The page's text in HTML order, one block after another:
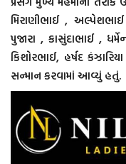
મિરાણીભાઈ ,
પુજારા , કાસુંદાભાઈ ,
કિશોરભાઈ, હર્ષદ
સન્માન કરવામાં આવ્યું હતું.